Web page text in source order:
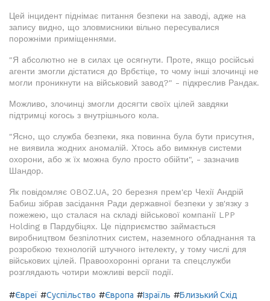
Цей інцидент піднімає питання безпеки на заводі, адже на
запису видно, що зловмисники вільно пересувалися
порожніми приміщеннями.
"Я абсолютно не в силах це осягнути. Проте, якщо російські
агенти змогли дістатися до Врбєтіце, то чому інші злочинці не
могли проникнути на військовий завод?" - підкреслив Рандак.
Можливо, злочинці змогли досягти своїх цілей завдяки
підтримці когось з внутрішнього кола.
"Ясно, що служба безпеки, яка повинна була бути присутня,
не виявила жодних аномалій. Хтось або вимкнув системи
охорони, або ж їх можна було просто обійти", - зазначив
Шандор.
Як повідомляє OBOZ.UA, 20 березня прем'єр Чехії Андрій
Бабиш зібрав засідання Ради державної безпеки у зв'язку з
пожежею, що сталася на складі військової компанії LPP
Holding в Пардубіцях. Це підприємство займається
виробництвом безпілотних систем, наземного обладнання та
розробкою технологій штучного інтелекту, у тому числі для
військових цілей. Правоохоронні органи та спецслужби
розглядають чотири можливі версії події.
#Євреї #Суспільство #Європа #Ізраїль #Близький Схід